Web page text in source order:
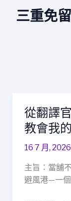
三重免
從翻譯
教會我
16 7 月, 2026
主旨：當舖
避風港—一
從
翻
譯
官
新
手